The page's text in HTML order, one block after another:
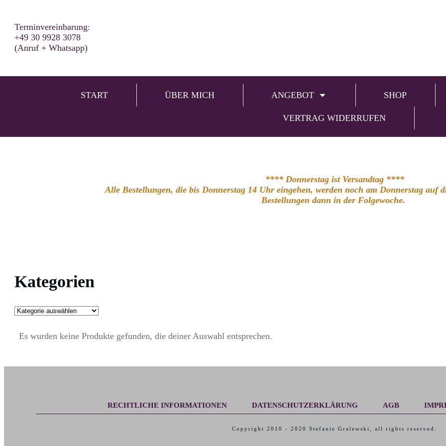
Terminvereinbarung:
+49 30 9928 3078
(Anruf + Whatsapp)
START ÜBER MICH ANGEBOT SHOP
VERTRAG WIDERRUFEN
**** Donnerstag ist Versandtag ****
Alle Bestellungen, die bis Donnerstag 14 Uhr eingehen, werden noch am Donnerstag auf
Bestellungen dann in der Folgewoche.
Kategorien
Es wurden keine Produkte gefunden, die deiner Auswahl entsprechen.
RECHTLICHE INFORMATIONEN DATENSCHUTZERKLÄRUNG AGB
Copyright 2010 - 2020 Stefanie Gralewski , all rights reserved.